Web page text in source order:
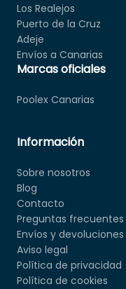
Los Realejos
Puerto de la Cruz
Adeje
Envíos a Canarias
Marcas oficiales
Poolex Canarias
Información
Sobre nosotros
Blog
Contacto
Preguntas frecuentes
Envíos y devoluciones
Aviso legal
Política de privacidad
Política de cookies